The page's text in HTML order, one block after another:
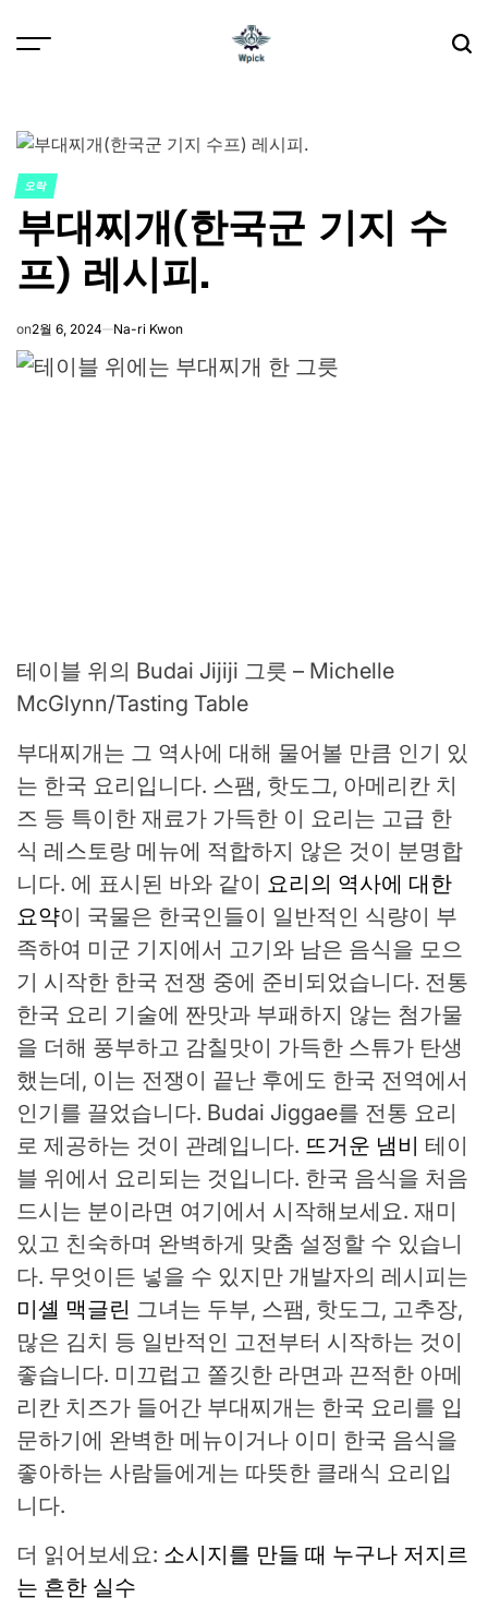
POSTED
IN
오락
부대찌개(한국군 기지 수
프) 레시피.
on2월 6, 2024 Na-ri Kwon
테이블 위의 Budai Jijiji 그릇 – Michelle
McGlynn/Tasting Table
부대찌개는 그 역사에 대해 물어볼 만큼 인기 있
는 한국 요리입니다. 스팸, 핫도그, 아메리칸 치
즈 등 특이한 재료가 가득한 이 요리는 고급 한
식 레스토랑 메뉴에 적합하지 않은 것이 분명합
니다. 에 표시된 바와 같이 요리의 역사에 대한
요약이 국물은 한국인들이 일반적인 식량이 부
족하여 미군 기지에서 고기와 남은 음식을 모으
기 시작한 한국 전쟁 중에 준비되었습니다. 전통
한국 요리 기술에 짠맛과 부패하지 않는 첨가물
을 더해 풍부하고 감칠맛이 가득한 스튜가 탄생
했는데, 이는 전쟁이 끝난 후에도 한국 전역에서
인기를 끌었습니다. Budai Jiggae를 전통 요리
로 제공하는 것이 관례입니다. 뜨거운 냄비 테이
블 위에서 요리되는 것입니다. 한국 음식을 처음
드시는 분이라면 여기에서 시작해보세요. 재미
있고 친숙하며 완벽하게 맞춤 설정할 수 있습니
다. 무엇이든 넣을 수 있지만 개발자의 레시피는
미셸 맥글린 그녀는 두부, 스팸, 핫도그, 고추장,
많은 김치 등 일반적인 고전부터 시작하는 것이
좋습니다. 미끄럽고 쫄깃한 라면과 끈적한 아메
리칸 치즈가 들어간 부대찌개는 한국 요리를 입
문하기에 완벽한 메뉴이거나 이미 한국 음식을
좋아하는 사람들에게는 따뜻한 클래식 요리입
니다.
더 읽어보세요: 소시지를 만들 때 누구나 저지르
는 흔한 실수